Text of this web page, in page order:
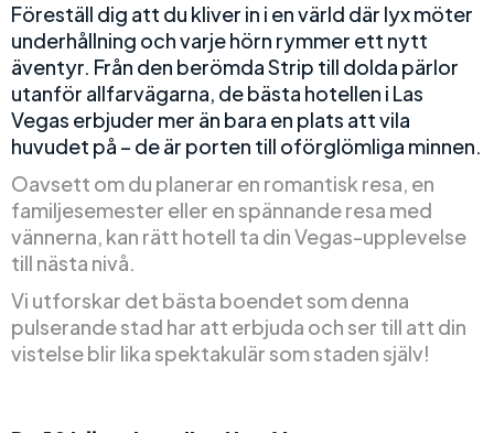
Föreställ dig att du kliver in i en värld där lyx möter
underhållning och varje hörn rymmer ett nytt
äventyr. Från den berömda Strip till dolda pärlor
utanför allfarvägarna, de bästa hotellen i Las
Vegas erbjuder mer än bara en plats att vila
huvudet på – de är porten till oförglömliga minnen.
Oavsett om du planerar en romantisk resa, en
familjesemester eller en spännande resa med
vännerna, kan rätt hotell ta din Vegas-upplevelse
till nästa nivå.
Vi utforskar det bästa boendet som denna
pulserande stad har att erbjuda och ser till att din
vistelse blir lika spektakulär som staden själv!